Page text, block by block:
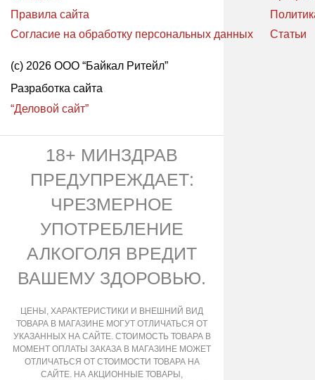
Правила сайта
Согласие на обработку персональных данных
Статьи
(с) 2026 ООО “Байкал Ритейл”
Разработка сайта
“Деловой сайт”
18+ МИНЗДРАВ
ПРЕДУПРЕЖДАЕТ:
ЧРЕЗМЕРНОЕ
УПОТРЕБЛЕНИЕ
АЛКОГОЛЯ ВРЕДИТ
ВАШЕМУ ЗДОРОВЬЮ.
ЦЕНЫ, ХАРАКТЕРИСТИКИ И ВНЕШНИЙ ВИД
ТОВАРА В МАГАЗИНЕ МОГУТ ОТЛИЧАТЬСЯ ОТ
УКАЗАННЫХ НА САЙТЕ. СТОИМОСТЬ ТОВАРА В
МОМЕНТ ОПЛАТЫ ЗАКАЗА В МАГАЗИНЕ МОЖЕТ
ОТЛИЧАТЬСЯ ОТ СТОИМОСТИ ТОВАРА НА
САЙТЕ. НА АКЦИОННЫЕ ТОВАРЫ,